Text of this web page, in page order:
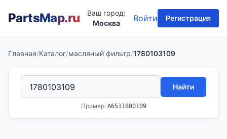
PartsMap.ru
Ваш город:
Москва
Войти Регистрация
Главная/Каталог/масляный фильтр/1780103109
Найти
Пример: A6511800109